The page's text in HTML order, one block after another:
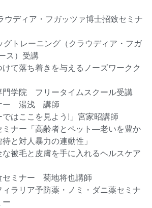
ディア・フガッツァ博士招致セミナ
グトレーニング（クラウディア・フガ
ス）受講
て落ち着きを与えるノーズワークク
学院 フリータイムスクール受講
ー 湯浅 講師
はここを見よう ! 」宮家昭講師
ナー「高齢者とペット―老いを豊か
と対人暴力の連動性」
被毛と皮膚を手に入れるヘルスケア
ミナー 菊地将也講師
ラリア予防薬・ノミ・ダニ薬セミナ
ー